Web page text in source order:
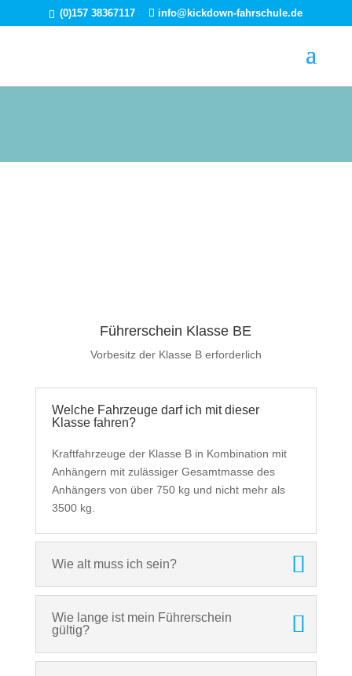
(0)157 38367117 info@kickdown-fahrschule.de
Führerschein Klasse BE
Vorbesitz der Klasse B erforderlich
Welche Fahrzeuge darf ich mit dieser
Klasse fahren?
Kraftfahrzeuge der Klasse B in Kombination mit
Anhängern mit zulässiger Gesamtmasse des
Anhängers von über 750 kg und nicht mehr als
3500 kg.
Wie alt muss ich sein?
Wie lange ist mein Führerschein
gültig?